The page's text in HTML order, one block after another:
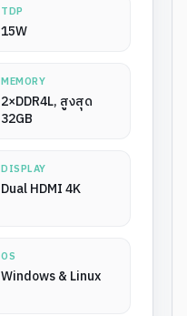
TDP
15W
MEMORY
2×DDR4L, สูงสุด
32GB
DISPLAY
Dual HDMI 4K
OS
Windows & Linux